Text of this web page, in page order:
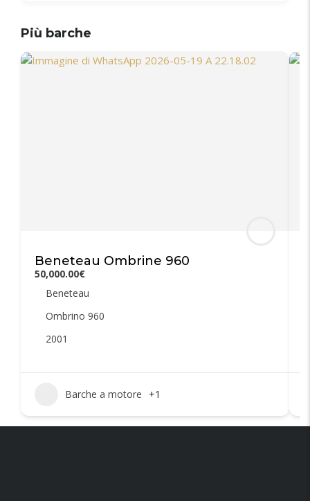
Più barche
Beneteau Ombrine 960
50,000.00€
Beneteau
Ombrino 960
2001
Barche a motore +1